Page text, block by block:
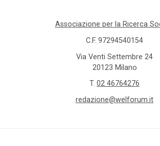
Associazione per la Ricerca
C.F. 97294540154
Via Venti Settembre 24
20123 Milano
T. 02 46764276
redazione@welforum.it